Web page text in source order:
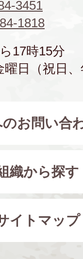
3451
1818
17時15分
日（祝日
のお問い合
織から探す
イトマップ